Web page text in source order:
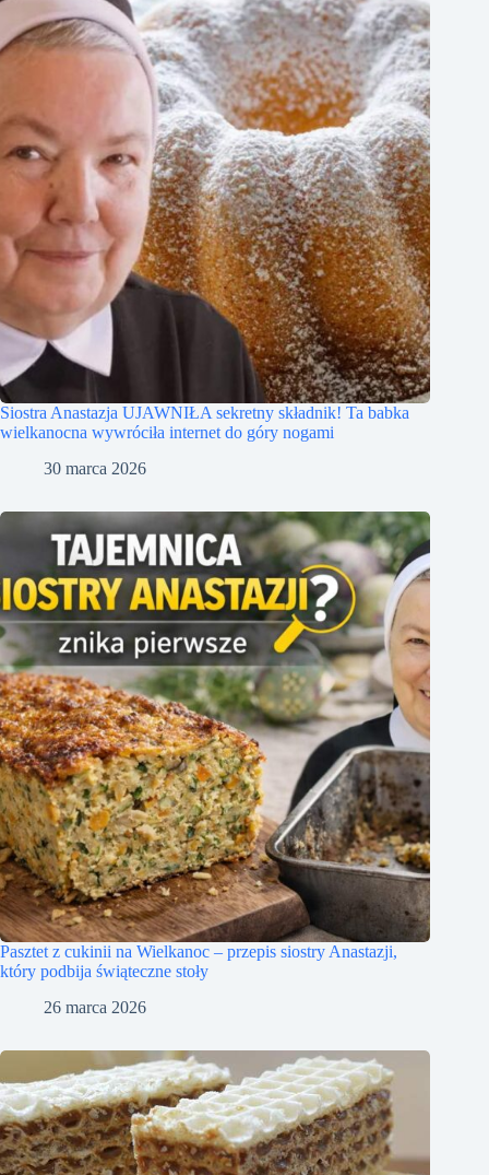
Siostra Anastazja UJAWNIŁA sekretny składnik! Ta babka
wielkanocna wywróciła internet do góry nogami
30 marca 2026
Pasztet z cukinii na Wielkanoc – przepis siostry Anastazji,
który podbija świąteczne stoły
26 marca 2026